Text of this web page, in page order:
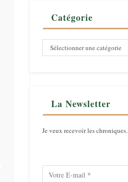
Catégorie
Catégorie
Sélectionner une catégorie
La Newsletter
Je veux recevoir les chroniques.